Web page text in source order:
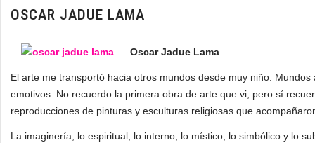
OSCAR JADUE LAMA
Oscar Jadue Lama
El arte me transportó hacia otros mundos desde muy niño. Mundos
emotivos. No recuerdo la primera obra de arte que vi, pero sí
reproducciones de pinturas y esculturas religiosas que
La imaginería, lo espiritual, lo interno, lo místico, lo simbólico y lo